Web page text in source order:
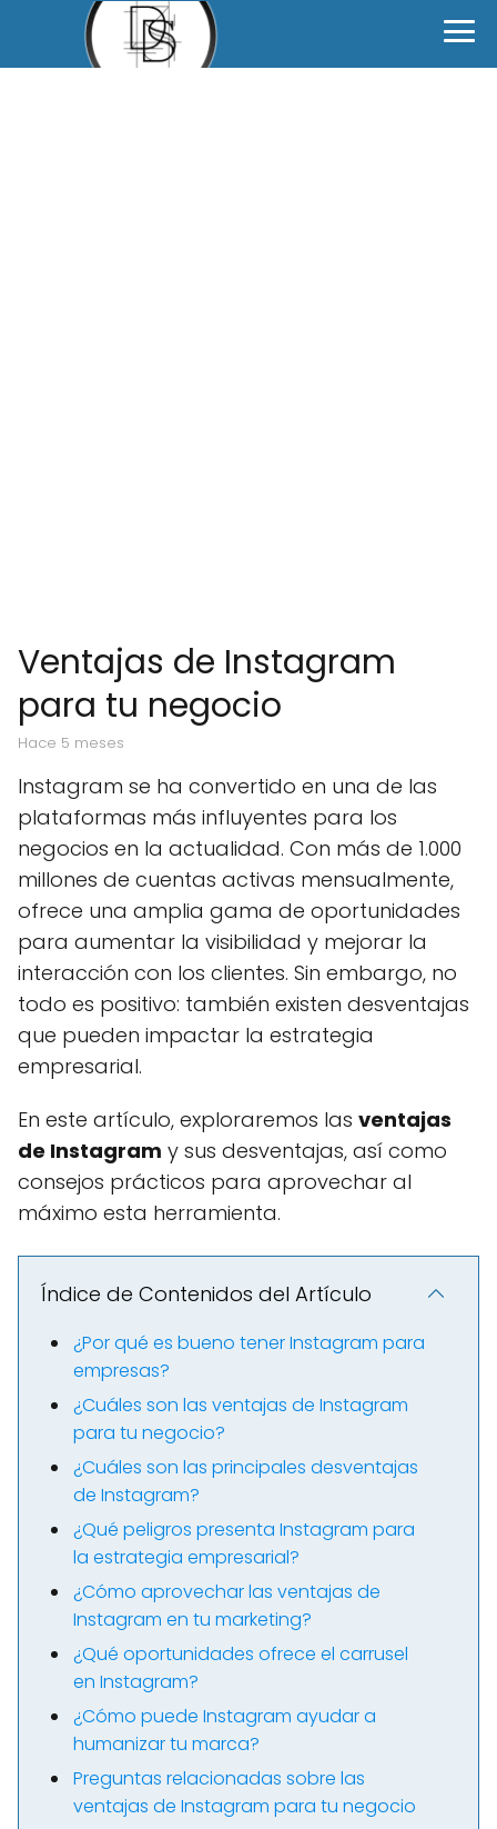
Ventajas de Instagram
para tu negocio
hace 5 meses
Instagram se ha convertido en una de las
plataformas más influyentes para los
negocios en la actualidad. Con más de 1.000
millones de cuentas activas mensualmente,
ofrece una amplia gama de oportunidades
para aumentar la visibilidad y mejorar la
interacción con los clientes. Sin embargo, no
todo es positivo: también existen desventajas
que pueden impactar la estrategia
empresarial.
En este artículo, exploraremos las ventajas
de Instagram y sus desventajas, así como
consejos prácticos para aprovechar al
máximo esta herramienta.
Índice de Contenidos del Artículo
¿Por qué es bueno tener Instagram para
empresas?
¿Cuáles son las ventajas de Instagram
para tu negocio?
¿Cuáles son las principales desventajas
de Instagram?
¿Qué peligros presenta Instagram para
la estrategia empresarial?
¿Cómo aprovechar las ventajas de
Instagram en tu marketing?
¿Qué oportunidades ofrece el carrusel
en Instagram?
¿Cómo puede Instagram ayudar a
humanizar tu marca?
Preguntas relacionadas sobre las
ventajas de Instagram para tu negocio